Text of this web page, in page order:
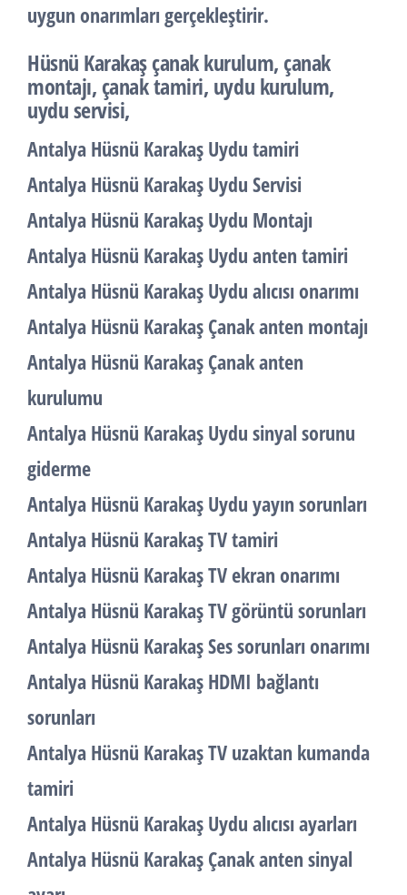
uygun onarımları gerçekleştirir.
Hüsnü Karakaş çanak kurulum, çanak
montajı, çanak tamiri, uydu kurulum,
uydu servisi,
Antalya Hüsnü Karakaş Uydu tamiri
Antalya Hüsnü Karakaş Uydu Servisi
Antalya Hüsnü Karakaş Uydu Montajı
Antalya Hüsnü Karakaş Uydu anten tamiri
Antalya Hüsnü Karakaş Uydu alıcısı onarımı
Antalya Hüsnü Karakaş Çanak anten montajı
Antalya Hüsnü Karakaş Çanak anten
kurulumu
Antalya Hüsnü Karakaş Uydu sinyal sorunu
giderme
Antalya Hüsnü Karakaş Uydu yayın sorunları
Antalya Hüsnü Karakaş TV tamiri
Antalya Hüsnü Karakaş TV ekran onarımı
Antalya Hüsnü Karakaş TV görüntü sorunları
Antalya Hüsnü Karakaş Ses sorunları onarımı
Antalya Hüsnü Karakaş HDMI bağlantı
sorunları
Antalya Hüsnü Karakaş TV uzaktan kumanda
tamiri
Antalya Hüsnü Karakaş Uydu alıcısı ayarları
Antalya Hüsnü Karakaş Çanak anten sinyal